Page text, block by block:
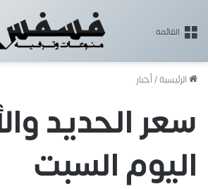
القائمة
الرئيسية/أخبار
سعر الحديد
اليوم السبت